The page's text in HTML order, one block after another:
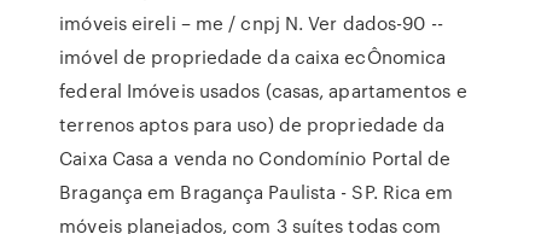
imóveis eireli – me / cnpj N. Ver dados-90 --
imóvel de propriedade da caixa ecÔnomica
federal Imóveis usados (casas, apartamentos e
terrenos aptos para uso) de propriedade da
Caixa Casa a venda no Condomínio Portal de
Bragança em Bragança Paulista - SP. Rica em
móveis planejados, com 3 suítes todas com